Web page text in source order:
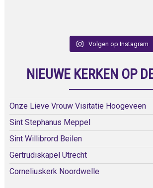
Volgen op Instagram
NIEUWE KERKEN OP
Onze Lieve Vrouw Visitatie Hoogeveen
Sint Stephanus Meppel
Sint Willibrord Beilen
Gertrudiskapel Utrecht
Corneliuskerk Noordwelle